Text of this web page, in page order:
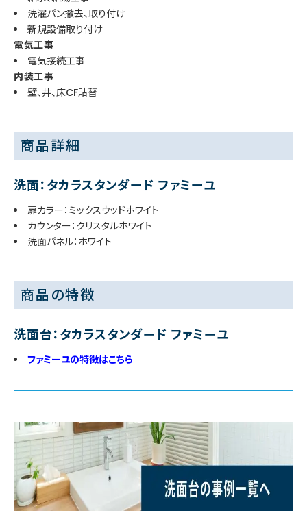
洗濯パン撤去、取り付け
新規設備取り付け
電気工事
電気接続工事
内装工事
壁、井、床CF貼替
商品詳細
洗面：タカラスタンダード ファミーユ
扉カラー：ミックスウッドホワイト
カウンター：クリスタルホワイト
洗面パネル：ホワイト
商品の特徴
洗面台：タカラスタンダード ファミーユ
ファミーユの特徴はこちら